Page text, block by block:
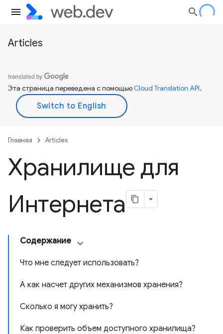
Articles
Эта страница переведена с помощьюCloud Translation API.
Главная Articles
Хранилище для
Интернета
Содержание
Что мне следует использовать?
А как насчет других механизмов хранения?
Сколько я могу хранить?
Как проверить объем доступного хранилища?